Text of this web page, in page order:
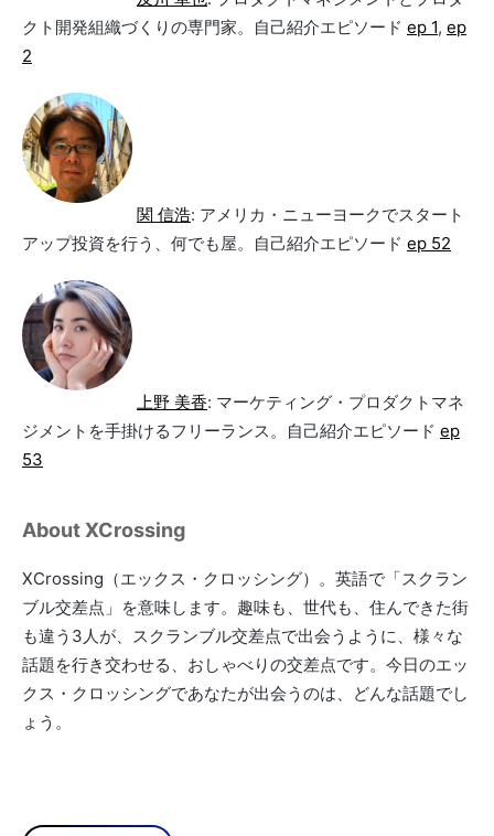
クト開発組織づくりの専門家。自己紹介エピソード ep 1, ep
2
関 信浩: アメリカ・ニューヨークでスタート
アップ投資を行う、何でも屋。自己紹介エピソード ep 52
上野 美香: マーケティング・プロダクトマネ
ジメントを手掛けるフリーランス。自己紹介エピソード ep
53
About XCrossing
XCrossing（エックス・クロッシング）。英語で「スクラン
ブル交差点」を意味します。趣味も、世代も、住んできた街
も違う3人が、スクランブル交差点で出会うように、様々な
話題を行き交わせる、おしゃべりの交差点です。今日のエッ
クス・クロッシングであなたが出会うのは、どんな話題でし
ょう。